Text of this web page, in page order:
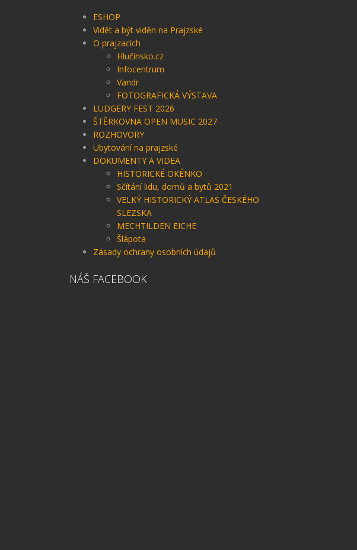
ESHOP
Vidět a být viděn na Prajzské
O prajzacích
Hlučínsko.cz
Infocentrum
Vandr
FOTOGRAFICKÁ VÝSTAVA
LUDGERY FEST 2026
ŠTĚRKOVNA OPEN MUSIC 2027
ROZHOVORY
Ubytování na prajzské
DOKUMENTY A VIDEA
HISTORICKÉ OKÉNKO
Sčítání lidu, domů a bytů 2021
VELKÝ HISTORICKÝ ATLAS ČESKÉHO
SLEZSKA
MECHTILDEN EICHE
Šlápota
Zásady ochrany osobních údajů
NÁŠ FACEBOOK